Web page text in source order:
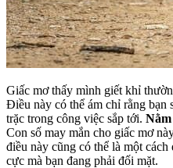
Giấc mơ thấy mình giết khỉ
Điều này có thể ám chỉ rằng bạn
trặc trong công việc sắp tới.
Con số may mắn cho giấc mơ
điều này cũng có thể là một
cực mà bạn đang phải đối mặt.